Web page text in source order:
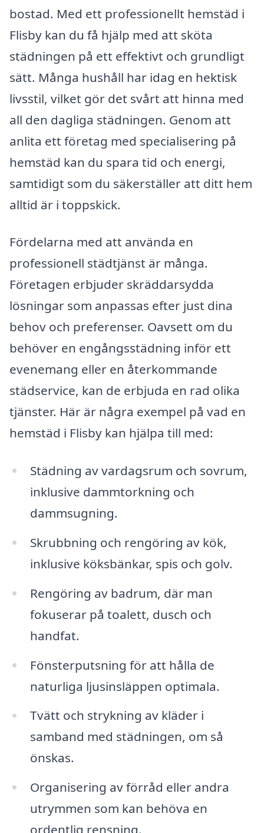
bostad. Med ett professionellt hemstäd i
Flisby kan du få hjälp med att sköta
städningen på ett effektivt och grundligt
sätt. Många hushåll har idag en hektisk
livsstil, vilket gör det svårt att hinna med
all den dagliga städningen. Genom att
anlita ett företag med specialisering på
hemstäd kan du spara tid och energi,
samtidigt som du säkerställer att ditt hem
alltid är i toppskick.
Fördelarna med att använda en
professionell städtjänst är många.
Företagen erbjuder skräddarsydda
lösningar som anpassas efter just dina
behov och preferenser. Oavsett om du
behöver en engångsstädning inför ett
evenemang eller en återkommande
städservice, kan de erbjuda en rad olika
tjänster. Här är några exempel på vad en
hemstäd i Flisby kan hjälpa till med:
Städning av vardagsrum och sovrum,
inklusive dammtorkning och
dammsugning.
Skrubbning och rengöring av kök,
inklusive köksbänkar, spis och golv.
Rengöring av badrum, där man
fokuserar på toalett, dusch och
handfat.
Fönsterputsning för att hålla de
naturliga ljusinsläppen optimala.
Tvätt och strykning av kläder i
samband med städningen, om så
önskas.
Organisering av förråd eller andra
utrymmen som kan behöva en
ordentlig rensning.